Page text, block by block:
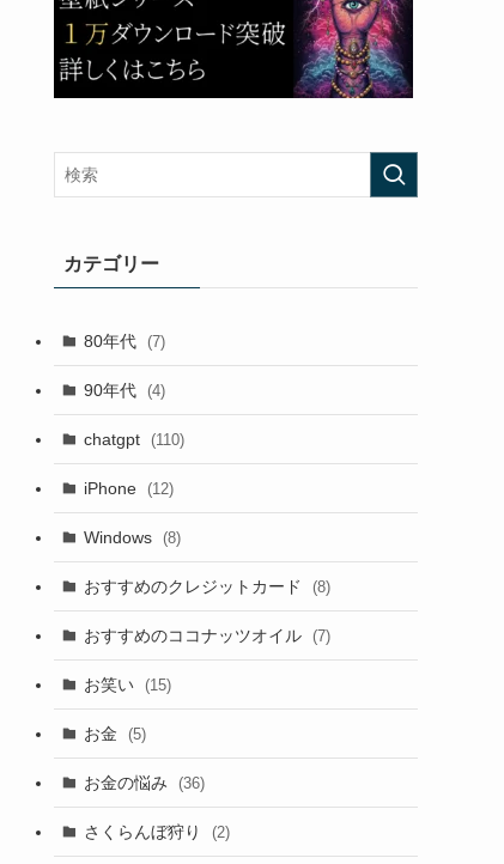
カテゴリー
80年代 (7)
90年代 (4)
chatgpt (110)
iPhone (12)
Windows (8)
おすすめのクレジットカード (8)
おすすめのココナッツオイル (7)
お笑い (15)
お金 (5)
お金の悩み (36)
さくらんぼ狩り (2)